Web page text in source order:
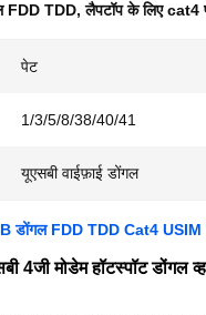
FDD TDD,लैपटॉप के लिए cat4
पेट
1/3/5/8/38/40/41
यूएसबी वाईफ़ाई डोंगल
डोंगल FDD TDD Cat4 USIM
4जी मोडेम हॉटस्पॉट